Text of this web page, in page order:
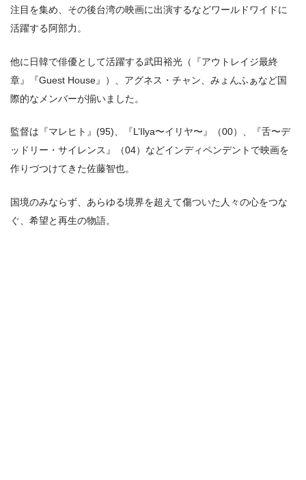
注⽬を集め、その後台湾の映画に出演するなどワールドワイドに
活躍する阿部⼒。
他に⽇韓で俳優として活躍する武⽥裕光（『アウトレイジ最終
章』『Guest House』）、アグネス・チャン、みょんふぁなど国
際的なメンバーが揃いました。
監督は『マレヒト』(95)、『L’Ilya〜イリヤ〜』（00）、『⾆〜デ
ッドリー・サイレンス』（04）などインディペンデントで映画を
作りづつけてきた佐藤智也。
国境のみならず、あらゆる境界を超えて傷ついた⼈々の⼼をつな
ぐ、希望と再⽣の物語。